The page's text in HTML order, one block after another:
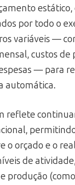
por todo o
variáveis —
custos de
— para
automática.
reflete
o orçado e o
de
produção